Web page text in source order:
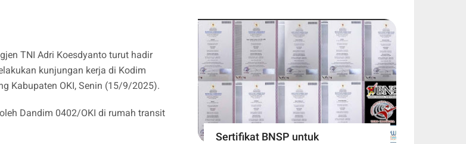
TNI Adri Koesdyanto turut hadir
kunjungan kerja di Kodim
Kabupaten OKI, Senin (15/9/2025).
Dandim 0402/OKI di rumah transit
Sertifikat BNSP untuk